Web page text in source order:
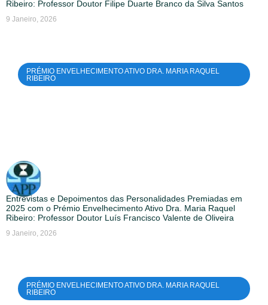
Ribeiro: Professor Doutor Filipe Duarte Branco da Silva Santos
9 Janeiro, 2026
PRÉMIO ENVELHECIMENTO ATIVO DRA. MARIA RAQUEL
RIBEIRO
Entrevistas e Depoimentos das Personalidades Premiadas em
2025 com o Prémio Envelhecimento Ativo Dra. Maria Raquel
Ribeiro: Professor Doutor Luís Francisco Valente de Oliveira
9 Janeiro, 2026
PRÉMIO ENVELHECIMENTO ATIVO DRA. MARIA RAQUEL
RIBEIRO